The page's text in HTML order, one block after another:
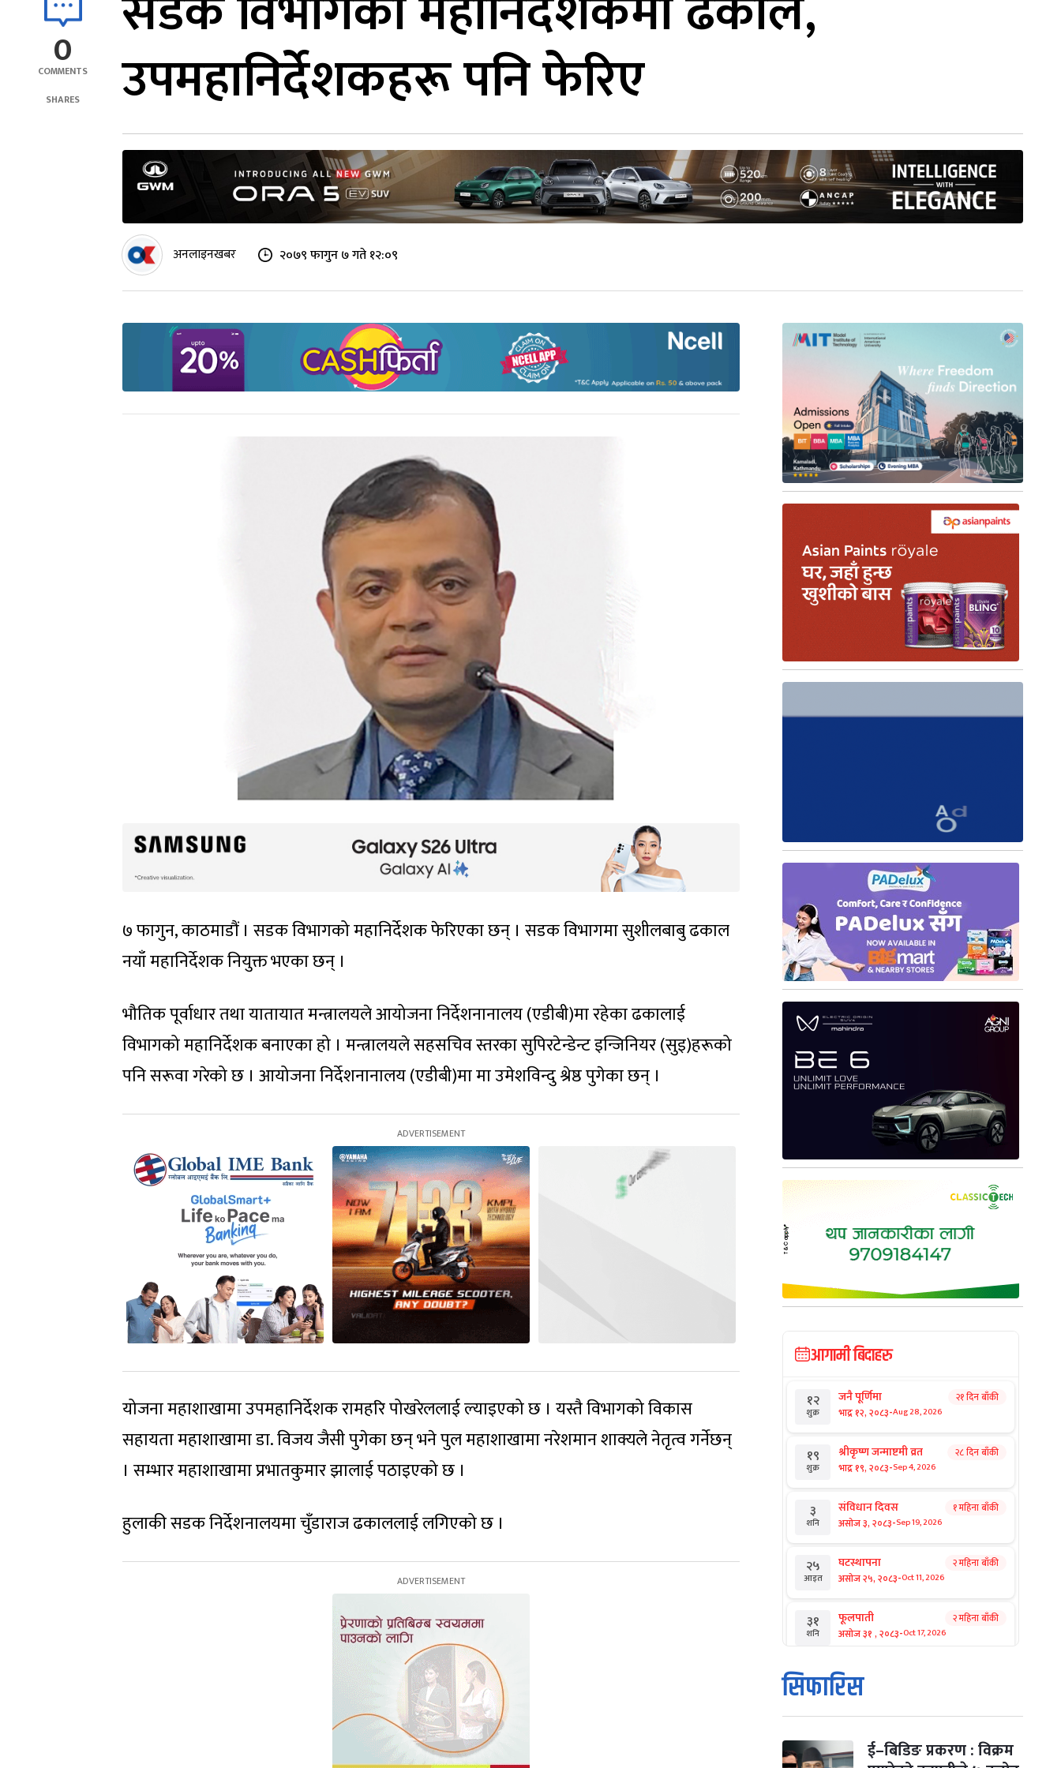
0
COMMENTS
SHARES
उपमहानिर्देशकहरू पनि फेरिए
अनलाइनखबर २०७९ फागुन ७ गते १२:०९
७ फागुन, काठमाडौं । सडक विभागको महानिर्देशक फेरिएका छन् । सडक विभागमा सुशीलबाबु ढकाल
नयाँ महानिर्देशक नियुक्त भएका छन् ।
भौतिक पूर्वाधार तथा यातायात मन्त्रालयले आयोजना निर्देशनानालय (एडीबी)मा रहेका ढकालाई
विभागको महानिर्देशक बनाएका हो । मन्त्रालयले सहसचिव स्तरका सुपिरटेन्डेन्ट इन्जिनियर (सुइ)हरूको
पनि सरूवा गरेको छ । आयोजना निर्देशनानालय (एडीबी)मा मा उमेशविन्दु श्रेष्ठ पुगेका छन् ।
योजना महाशाखामा उपमहानिर्देशक रामहरि पोखरेललाई ल्याइएको छ । यस्तै विभागको विकास
सहायता महाशाखामा डा. विजय जैसी पुगेका छन् भने पुल महाशाखामा नरेशमान शाक्यले नेतृत्व गर्नेछन्
। सम्भार महाशाखामा प्रभातकुमार झालाई पठाइएको छ ।
हुलाकी सडक निर्देशनालयमा चुँडाराज ढकाललाई लगिएको छ ।
आगामी बिदाहरु
१२
शुक्र
जनै पूर्णिमा
भाद्र १२, २०८३-Aug 28, 2026
२१ दिन बाँकी
१९
शुक्र
श्रीकृष्ण जन्माष्टमी व्रत
भाद्र १९, २०८३-Sep 4, 2026
२८ दिन बाँकी
३
शनि
संविधान दिवस
असोज ३, २०८३-Sep 19, 2026
१ महिना बाँकी
२५
आइत
घटस्थापना
असोज २५, २०८३-Oct 11, 2026
२ महिना बाँकी
३१
शनि
फूलपाती
असोज ३१ , २०८३-Oct 17, 2026
२ महिना बाँकी
१
आइत
कार्तिक सङ्क्रान्ति
कार्तिक १, २०८३
मंगल कार्तिक ३, २०८३-Oct 20, 2026
सिफारिस
ई–बिडिङ प्रकरण : विक्रम